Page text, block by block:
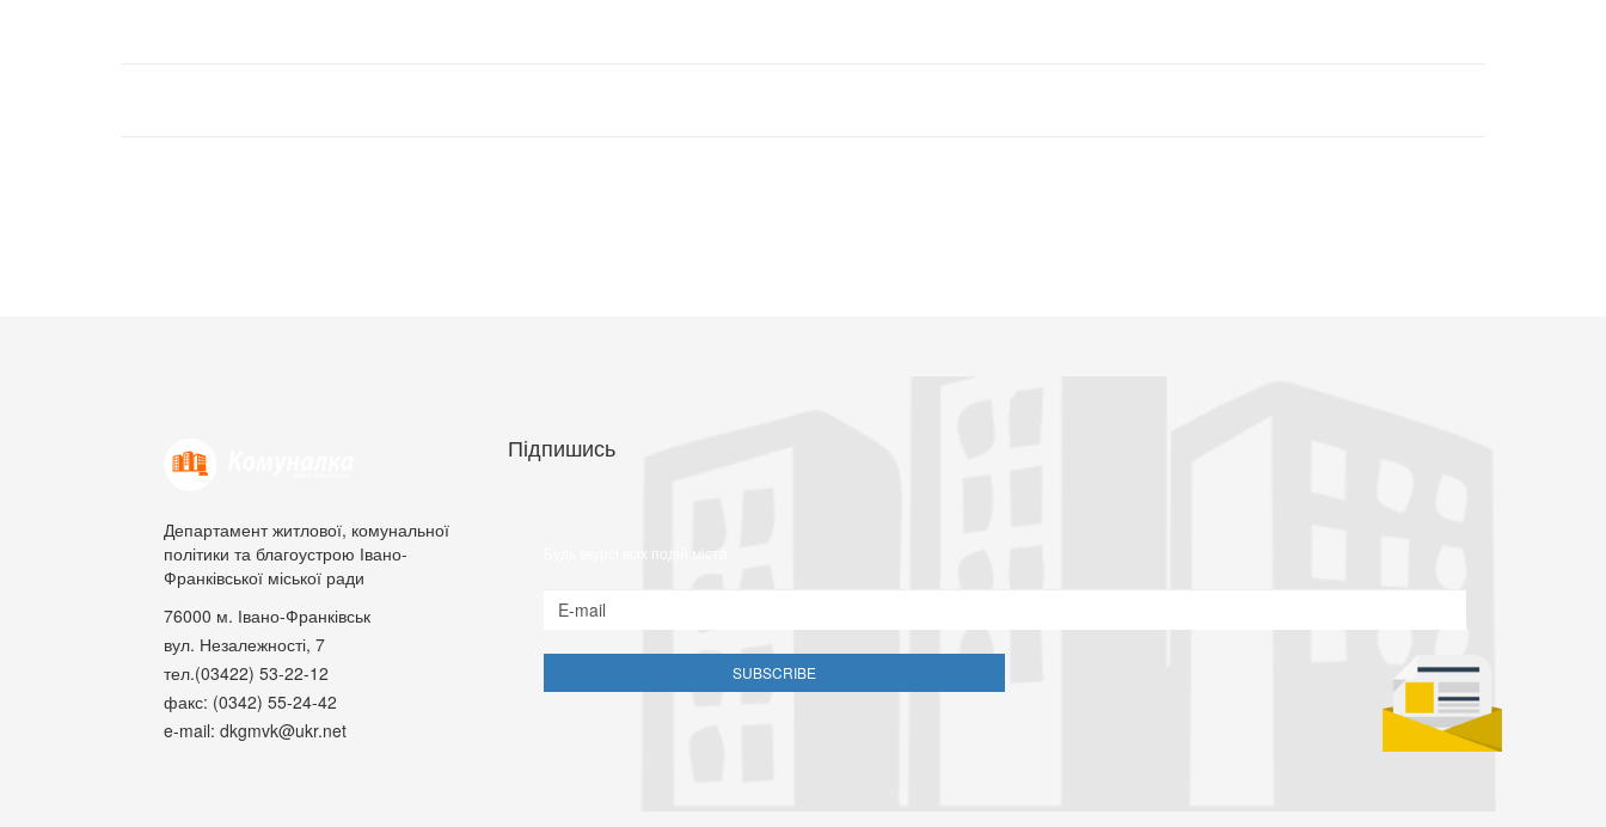
Департамент житлової, комунальної
політики та благоустрою Івано-
Франківської міської ради
76000 м. Івано-Франківськ
вул. Незалежності, 7
тел.(03422) 53-22-12
факс: (0342) 55-24-42
e-mail: dkgmvk@ukr.net
Підпишись
Будь вкурсі всіх подій міста